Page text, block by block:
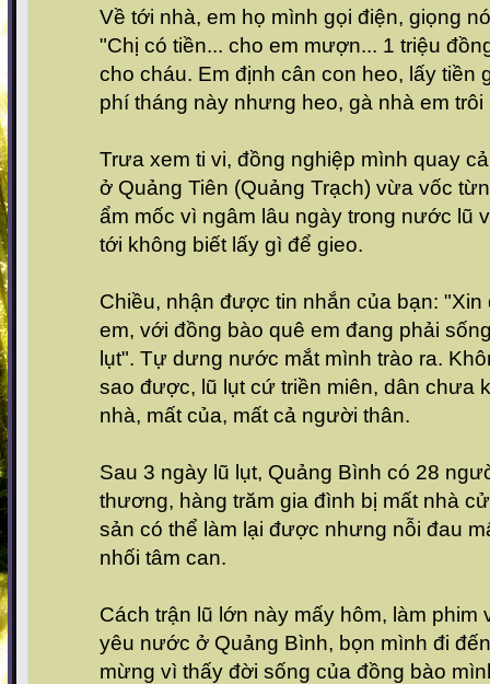
Về tới nhà, em họ mình gọi điện, giọng
"Chị có tiền... cho em mượn... 1 triệu
cho cháu. Em định cân con heo, lấy tiền
phí tháng này nhưng heo, gà nhà em trôi
Trưa xem ti vi, đồng nghiệp mình quay
ở Quảng Tiên (Quảng Trạch) vừa vốc
ẩm mốc vì ngâm lâu ngày trong nước lũ
tới không biết lấy gì để gieo.
Chiều, nhận được tin nhắn của bạn:
em, với đồng bào quê em đang phải
lụt". Tự dưng nước mắt mình trào ra.
sao được, lũ lụt cứ triền miên, dân chưa
nhà, mất của, mất cả người thân.
Sau 3 ngày lũ lụt, Quảng Bình có 28
thương, hàng trăm gia đình bị mất nhà
sản có thể làm lại được nhưng nỗi đau
nhối tâm can.
Cách trận lũ lớn này mấy hôm, làm phim
yêu nước ở Quảng Bình, bọn mình đi
mừng vì thấy đời sống của đồng bào